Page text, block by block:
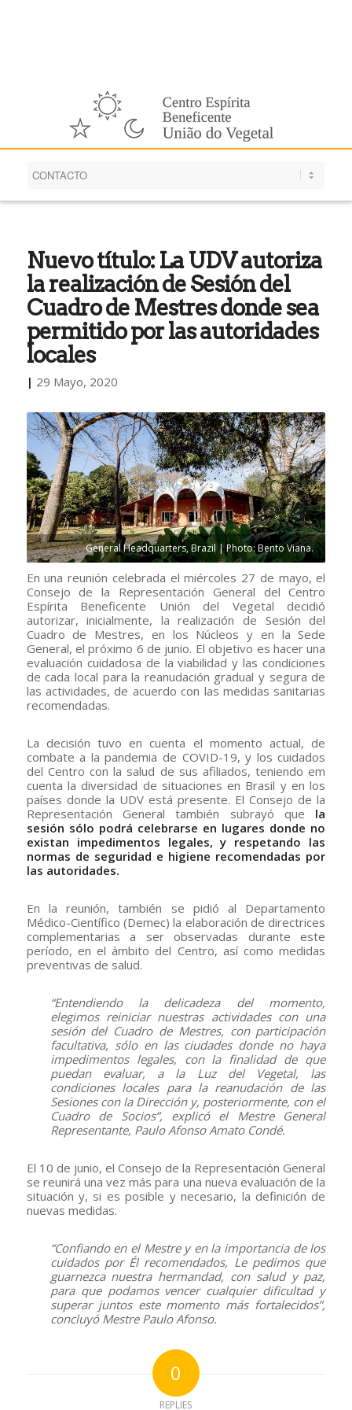
Nuevo título: La UDV autoriza
la realización de Sesión del
Cuadro de Mestres donde sea
permitido por las autoridades
locales
| 29 Mayo, 2020
General Headquarters, Brazil | Photo: Bento Viana.
En una reunión celebrada el miércoles 27 de mayo, el
Consejo de la Representación General del Centro
Espírita Beneficente Unión del Vegetal decidió
autorizar, inicialmente, la realización de Sesión del
Cuadro de Mestres, en los Núcleos y en la Sede
General, el próximo 6 de junio. El objetivo es hacer una
evaluación cuidadosa de la viabilidad y las condiciones
de cada local para la reanudación gradual y segura de
las actividades, de acuerdo con las medidas sanitarias
recomendadas.
La decisión tuvo en cuenta el momento actual, de
combate a la pandemia de COVID-19, y los cuidados
del Centro con la salud de sus afiliados, teniendo em
cuenta la diversidad de situaciones en Brasil y en los
países donde la UDV está presente. El Consejo de la
Representación General también subrayó que la
sesión sólo podrá celebrarse en lugares donde no
existan impedimentos legales, y respetando las
normas de seguridad e higiene recomendadas por
las autoridades.
En la reunión, también se pidió al Departamento
Médico-Científico (Demec) la elaboración de directrices
complementarias a ser observadas durante este
período, en el ámbito del Centro, así como medidas
preventivas de salud.
“Entendiendo la delicadeza del momento,
elegimos reiniciar nuestras actividades con una
sesión del Cuadro de Mestres, con participación
facultativa, sólo en las ciudades donde no haya
impedimentos legales, con la finalidad de que
puedan evaluar, a la Luz del Vegetal, las
condiciones locales para la reanudación de las
Sesiones con la Dirección y, posteriormente, con el
Cuadro de Socios”, explicó el Mestre General
Representante, Paulo Afonso Amato Condé.
El 10 de junio, el Consejo de la Representación General
se reunirá una vez más para una nueva evaluación de la
situación y, si es posible y necesario, la definición de
nuevas medidas.
“Confiando en el Mestre y en la importancia de los
cuidados por Él recomendados, Le pedimos que
guarnezca nuestra hermandad, con salud y paz,
para que podamos vencer cualquier dificultad y
superar juntos este momento más fortalecidos”,
concluyó Mestre Paulo Afonso.
0
REPLIES